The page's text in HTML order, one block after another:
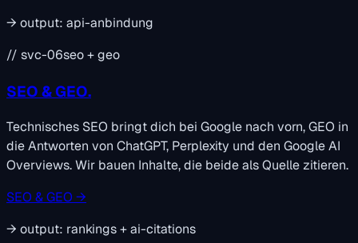
→ output: api-anbindung
// svc-06seo + geo
SEO & GEO.
Technisches SEO bringt dich bei Google nach vorn, GEO in
die Antworten von ChatGPT, Perplexity und den Google AI
Overviews. Wir bauen Inhalte, die beide als Quelle zitieren.
SEO & GEO →
→ output: rankings + ai-citations